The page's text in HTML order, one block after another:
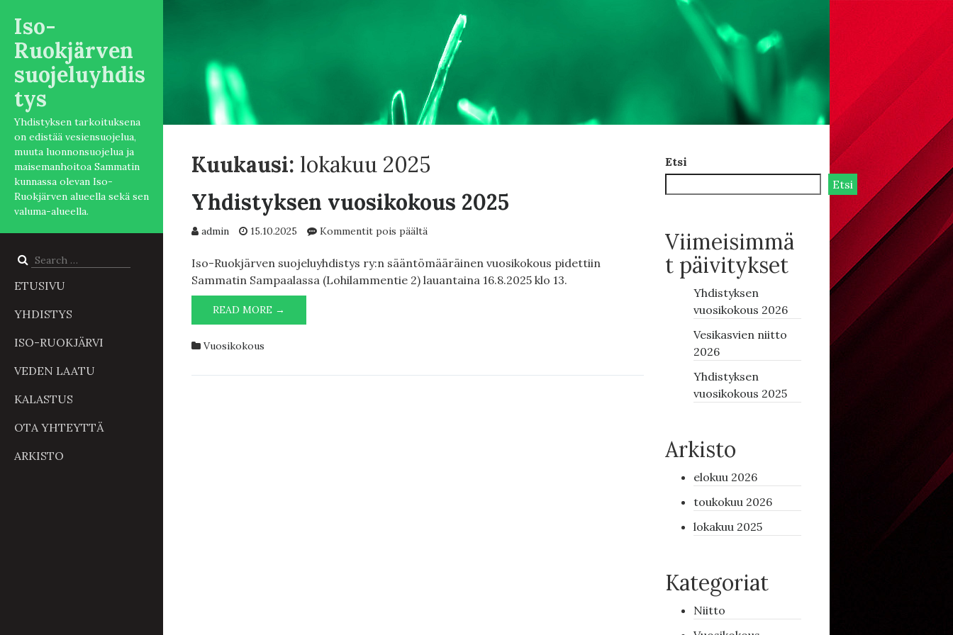
Iso-
Ruokjärven
suojeluyhdis
tys
Yhdistyksen tarkoituksena
on edistää vesiensuojelua,
muuta luonnonsuojelua ja
maisemanhoitoa Sammatin
kunnassa olevan Iso-
Ruokjärven alueella sekä sen
valuma-alueella.
Search
ETUSIVU
YHDISTYS
ISO-RUOKJÄRVI
VEDEN LAATU
KALASTUS
OTA YHTEYTTÄ
ARKISTO
Kuukausi: lokakuu 2025
Yhdistyksen vuosikokous 2025
admin 15.10.2025 Kommentit pois päältä
vuosikokous
Iso-Ruokjärven suojeluyhdistys ry:n sääntömääräinen vuosikokous pidettiin
Sammatin Sampaalassa (Lohilammentie 2) lauantaina 16.8.2025 klo 13.
READ MORE →
VUOSIKOKOUS
Vuosikokous
Etsi
Etsi
Viimeisimmä
t päivitykset
Yhdistyksen
vuosikokous 2026
Vesikasvien niitto
2026
Yhdistyksen
vuosikokous 2025
Arkisto
elokuu 2026
toukokuu 2026
lokakuu 2025
Kategoriat
Niitto